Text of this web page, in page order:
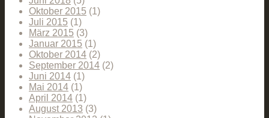
Oktober 2015 (1)
Juli 2015 (1)
März 2015 (3)
Januar 2015 (1)
Oktober 2014 (2)
September 2014 (2)
Juni 2014 (1)
Mai 2014 (1)
April 2014 (1)
August 2013 (3)